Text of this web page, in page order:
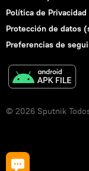
Política de Privacidad
Protección de datos
Preferencias de
© 2026 Sputnik